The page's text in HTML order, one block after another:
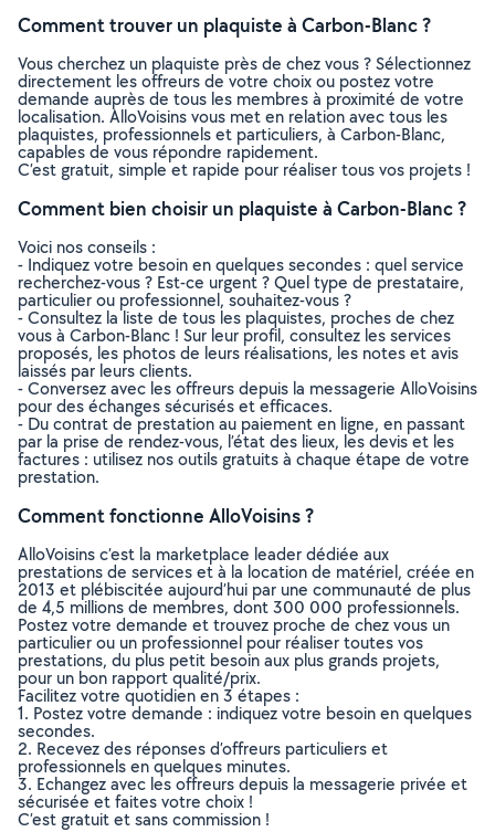
Comment trouver un plaquiste à Carbon-Blanc ?
Vous cherchez un plaquiste près de chez vous ? Sélectionnez
directement les offreurs de votre choix ou postez votre
demande auprès de tous les membres à proximité de votre
localisation. AlloVoisins vous met en relation avec tous les
plaquistes, professionnels et particuliers, à Carbon-Blanc,
capables de vous répondre rapidement.
C’est gratuit, simple et rapide pour réaliser tous vos projets !
Comment bien choisir un plaquiste à Carbon-Blanc ?
Voici nos conseils :
- Indiquez votre besoin en quelques secondes : quel service
recherchez-vous ? Est-ce urgent ? Quel type de prestataire,
particulier ou professionnel, souhaitez-vous ?
- Consultez la liste de tous les plaquistes, proches de chez
vous à Carbon-Blanc ! Sur leur profil, consultez les services
proposés, les photos de leurs réalisations, les notes et avis
laissés par leurs clients.
- Conversez avec les offreurs depuis la messagerie AlloVoisins
pour des échanges sécurisés et efficaces.
- Du contrat de prestation au paiement en ligne, en passant
par la prise de rendez-vous, l’état des lieux, les devis et les
factures : utilisez nos outils gratuits à chaque étape de votre
prestation.
Comment fonctionne AlloVoisins ?
AlloVoisins c’est la marketplace leader dédiée aux
prestations de services et à la location de matériel, créée en
2013 et plébiscitée aujourd’hui par une communauté de plus
de 4,5 millions de membres, dont 300 000 professionnels.
Postez votre demande et trouvez proche de chez vous un
particulier ou un professionnel pour réaliser toutes vos
prestations, du plus petit besoin aux plus grands projets,
pour un bon rapport qualité/prix.
Facilitez votre quotidien en 3 étapes :
1. Postez votre demande : indiquez votre besoin en quelques
secondes.
2. Recevez des réponses d’offreurs particuliers et
professionnels en quelques minutes.
3. Echangez avec les offreurs depuis la messagerie privée et
sécurisée et faites votre choix !
C’est gratuit et sans commission !